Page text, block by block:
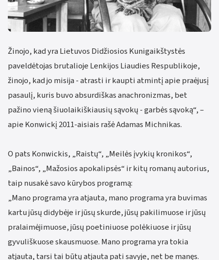
Žinojo, kad yra Lietuvos Didžiosios Kunigaikštystės
paveldėtojas brutalioje Lenkijos Liaudies Respublikoje,
žinojo, kad jo misija - atrasti ir kaupti atmintį apie praėjusį
pasaulį, kuris buvo absurdiškas anachronizmas, bet
pažino vieną šiuolaikiškiausių sąvokų - garbės sąvoką“, –
apie Konwickį 2011-aisiais rašė Adamas Michnikas.
O pats Konwickis, „Raistų“, „Meilės įvykių kronikos“,
„Bainos“, „Mažosios apokalipsės“ ir kitų romanų autorius,
taip nusakė savo kūrybos programą:
„Mano programa yra atjauta, mano programa yra buvimas
kartu jūsų didybėje ir jūsų skurde, jūsų pakilimuose ir jūsų
pralaimėjimuose, jūsų poetiniuose polėkiuose ir jūsų
gyvuliškuose skausmuose. Mano programa yra tokia
atjauta, tarsi tai būtų atjauta pati savyje, net be manęs.